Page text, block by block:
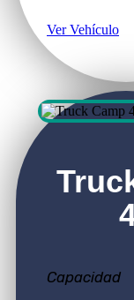
Ver Vehículo
Capacidad